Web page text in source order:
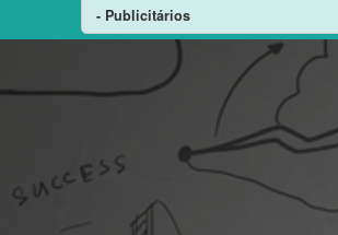
- Publicitários